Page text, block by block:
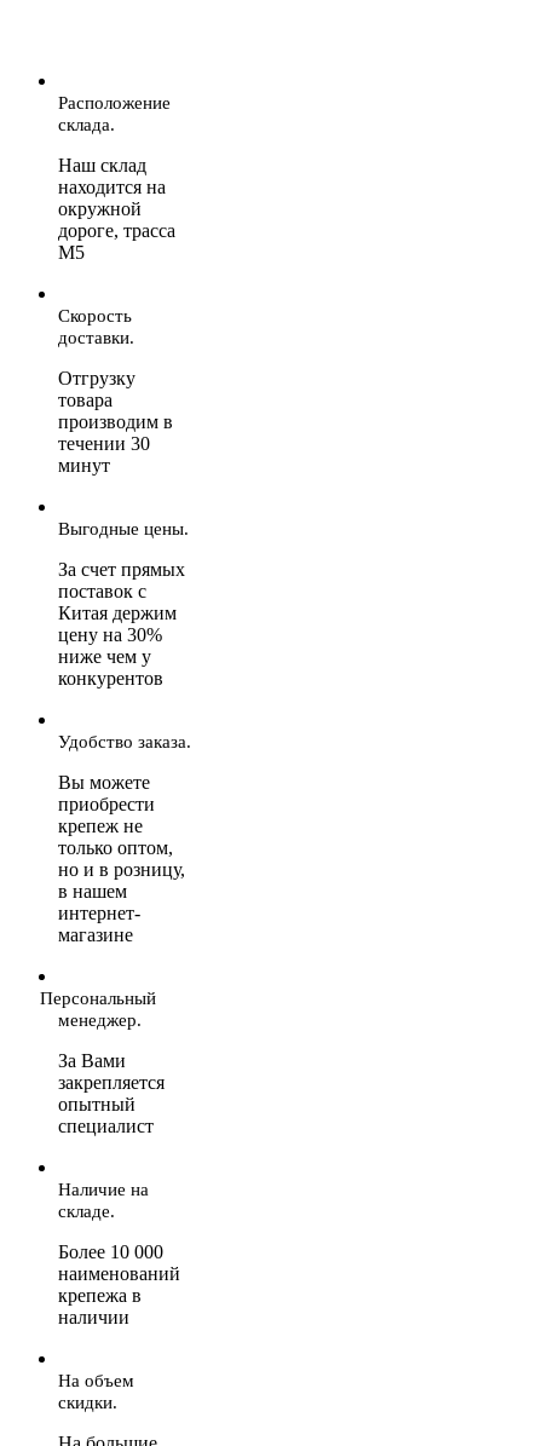
Расположение
склада.
Наш склад
находится на
окружной
дороге, трасса
М5
Скорость
доставки.
Отгрузку
товара
производим в
течении 30
минут
Выгодные цены.
За счет прямых
поставок с
Китая держим
цену на 30%
ниже чем у
конкурентов
Удобство заказа.
Вы можете
приобрести
крепеж не
только оптом,
но и в розницу,
в нашем
интернет-
магазине
Персональный
менеджер.
За Вами
закрепляется
опытный
специалист
Наличие на
складе.
Более 10 000
наименований
крепежа в
наличии
На объем
скидки.